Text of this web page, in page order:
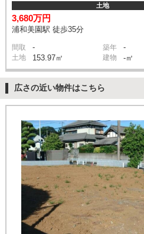
土地
3,680万円
浦和美園駅 徒歩35分
間取 - 築年 -
土地 153.97㎡ 建物 -㎡
広さの近い物件はこちら